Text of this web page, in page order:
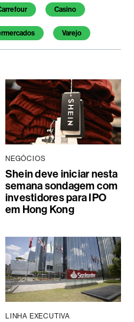
Casino
Varejo
NEGÓCIOS
Shein deve iniciar nesta
semana sondagem com
investidores para IPO
em Hong Kong
LINHA EXECUTIVA